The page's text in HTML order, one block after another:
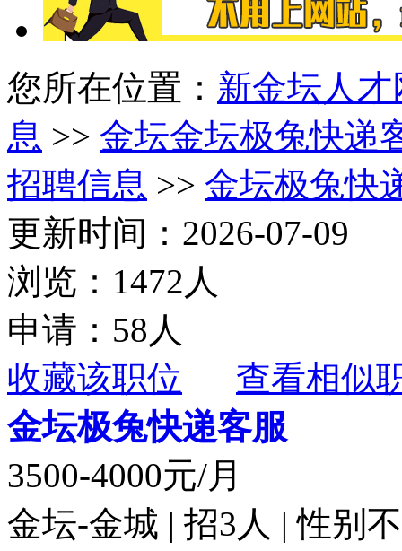
您所在位置： 新金坛人才
息 >> 金坛金坛极兔快递
招聘信息 >> 金坛极兔快
更新时间：2026-07-09
浏览：1472人
申请：58人
收藏该职位
查看相似
金坛极兔快递客服
3500-4000元/月
金坛-金城 | 招3人 | 性别